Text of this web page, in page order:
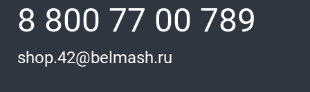
8 800 77 00 789
shop.42@belmash.ru